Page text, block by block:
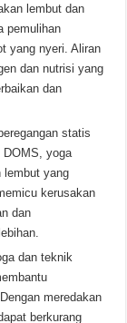
lembut dan
pemulihan
yang nyeri. Aliran
dan nutrisi yang
dan
statis
DOMS, yoga
lembut yang
kerusakan
dan
dan teknik
meredakan
berkurang